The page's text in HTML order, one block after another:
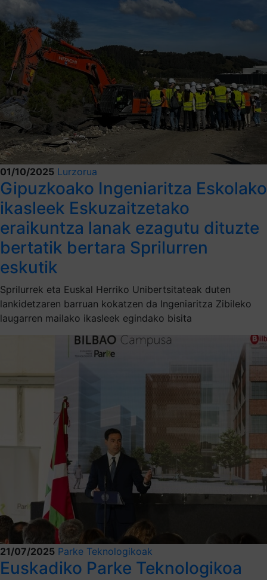
01/10/2025 Lurzorua
Gipuzkoako Ingeniaritza Eskolako
ikasleek Eskuzaitzetako
eraikuntza lanak ezagutu dituzte
bertatik bertara Sprilurren
eskutik
Sprilurrek eta Euskal Herriko Unibertsitateak duten
lankidetzaren barruan kokatzen da Ingeniaritza Zibileko
laugarren mailako ikasleek egindako bisita
21/07/2025 Parke Teknologikoak
Euskadiko Parke Teknologikoa